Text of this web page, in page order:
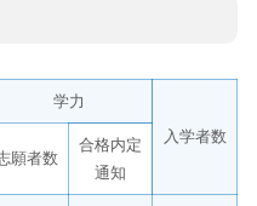
学力
入学者数
願者数
合格内定
通知